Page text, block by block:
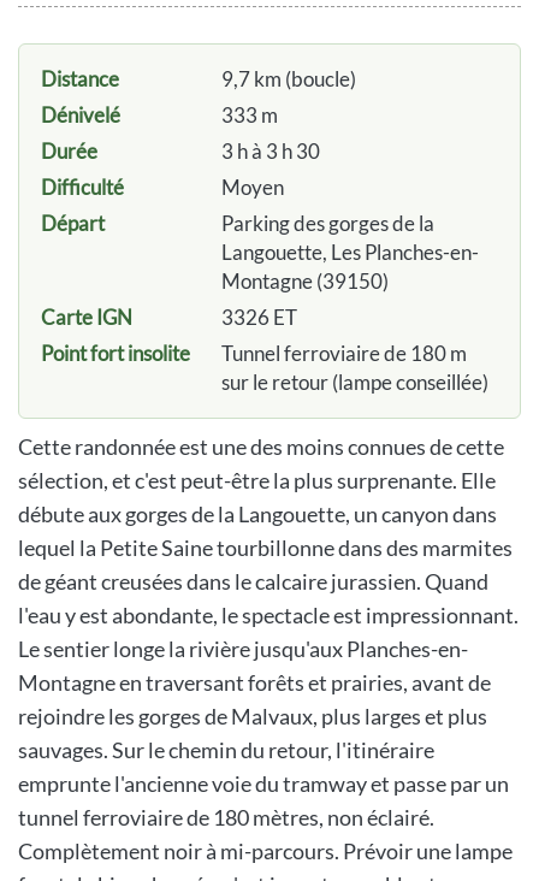
Distance
9,7 km (boucle)
Dénivelé
333 m
Durée
3 h à 3 h 30
Difficulté
Moyen
Départ
Parking des gorges de la
Langouette, Les Planches-en-
Montagne (39150)
Carte IGN
3326 ET
Point fort insolite
Tunnel ferroviaire de 180 m
sur le retour (lampe conseillée)
Cette randonnée est une des moins connues de cette
sélection, et c'est peut-être la plus surprenante. Elle
débute aux gorges de la Langouette, un canyon dans
lequel la Petite Saine tourbillonne dans des marmites
de géant creusées dans le calcaire jurassien. Quand
l'eau y est abondante, le spectacle est impressionnant.
Le sentier longe la rivière jusqu'aux Planches-en-
Montagne en traversant forêts et prairies, avant de
rejoindre les gorges de Malvaux, plus larges et plus
sauvages. Sur le chemin du retour, l'itinéraire
emprunte l'ancienne voie du tramway et passe par un
tunnel ferroviaire de 180 mètres, non éclairé.
Complètement noir à mi-parcours. Prévoir une lampe